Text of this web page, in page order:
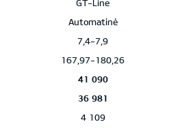
GT-Line
Automatinė
7,4-7,9
167,97-180,26
41 090
36 981
4 109